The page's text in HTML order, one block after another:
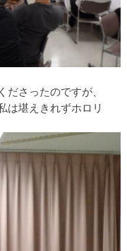
ださったのですが、
は堪えきれずホロリ